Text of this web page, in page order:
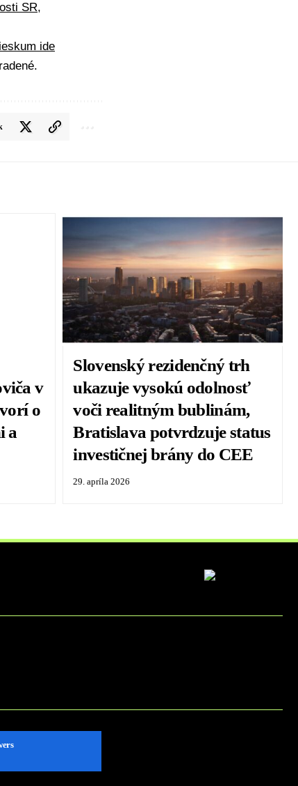
SR,
ide
v
o
a
Slovenský rezidenčný trh
ukazuje vysokú odolnosť
voči realitným bublinám,
Bratislava potvrdzuje status
investičnej brány do CEE
29. apríla 2026